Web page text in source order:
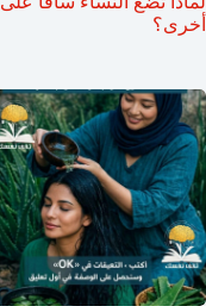
أخرى؟